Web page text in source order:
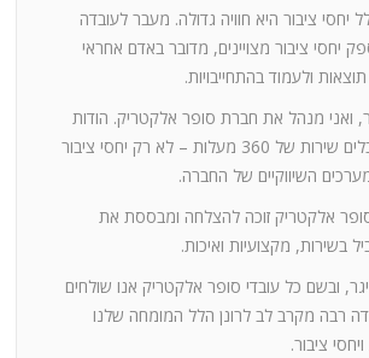
יחסי ציבור היא חוויה גדולה. מעבר לעובדה
יחסי ציבור מצויינים, מדובר באדם אחראי
ולעמוד בהתחייבויות.
ואני מנהל את חברת סופר אלקטריק. הודות
לרונן הלל אנו מקבלים שירות של 360 מעלות – לא רק יחסי ציבור
השיווקיים של החברה.
סופר אלקטריק זוכה להצלחה ומבססת את
בשירות, מקצועיות ואיכות.
ובשם כל עובדי סופר אלקטריק אנו שולחים
רבה מקרב לב לרונן הלל המומחה שלנו
ציבור.